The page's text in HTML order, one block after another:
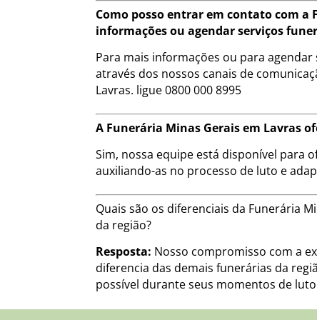
Como posso entrar em contato com a
informações ou agendar serviços
Para mais informações ou para
através dos nossos canais de
Lavras. ligue 0800 000 8995
A Funerária Minas Gerais em Lavras
Sim, nossa equipe está disponível para
auxiliando-as no processo de luto e
Quais são os diferenciais da Funerária
da região?
Resposta: Nosso compromisso com a
diferencia das demais funerárias da
possível durante seus momentos de